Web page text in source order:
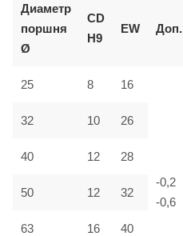
Диаметр
поршня
Ø
CD
H9
EW Доп.
25 8 16
-0,2
-0,6
32 10 26
40 12 28
50 12 32
63 16 40